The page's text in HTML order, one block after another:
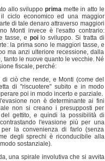
allo sviluppo primamette in atto le
ciclo economico ed una maggior
di tale denaro attraverso maggiori
Monti invece è l'esatto contrario:
tasse, e poilo sviluppo. Si tratta di
la prima sono le maggiori tasse, e
ma anzi ulteriore recessione, dalla
le nuove quanto le vecchie. Né
fiscale, perché:
ciò che rende, e Monti (come del
di "riscuotere" subito e in modo
poi in modo incerto e parziale.
non è determinante ai fini
non si creano i presupposti per
gettito, e quindi la possibilità di
l'evasione più per una
la convenienza di farlo (senza
degli sprechi è riconducibile alla
sostanziale).
una spirale involutiva che si avvita